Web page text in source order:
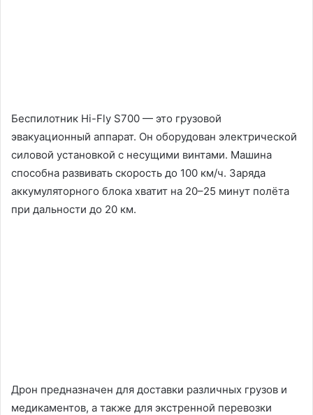
Беспилотник Hi-Fly S700 — это грузовой
эвакуационный аппарат. Он оборудован электрической
силовой установкой с несущими винтами. Машина
способна развивать скорость до 100 км/ч. Заряда
аккумуляторного блока хватит на 20–25 минут полёта
при дальности до 20 км.
Дрон предназначен для доставки различных грузов и
медикаментов, а также для экстренной перевозки